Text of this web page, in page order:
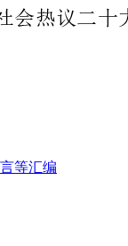
等汇编